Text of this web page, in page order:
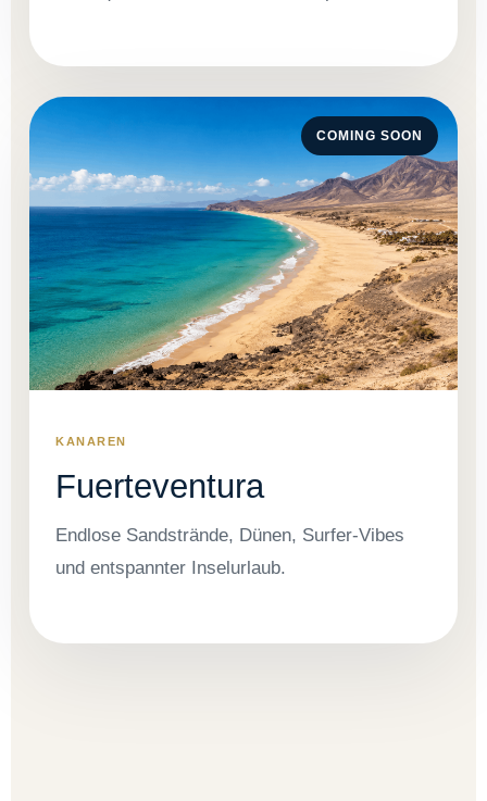
COMING SOON
KANAREN
Fuerteventura
Endlose Sandstrände, Dünen, Surfer-Vibes
und entspannter Inselurlaub.